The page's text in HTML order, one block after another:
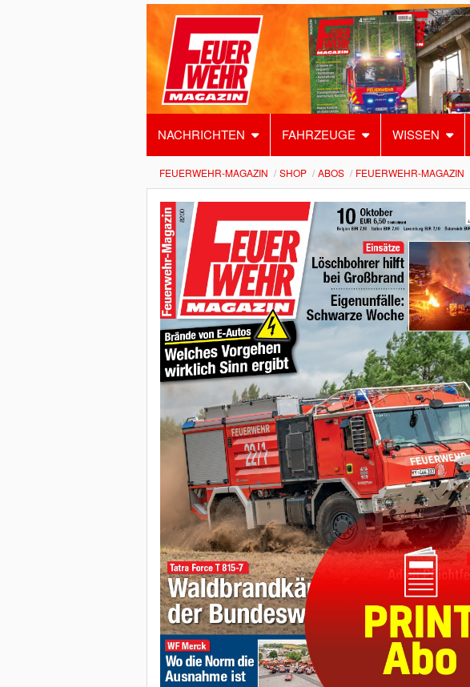
NACHRICHTEN FAHRZEUGE WISSEN
FEUERWEHR-MAGAZIN SHOP ABOS FEUERWEHR-MAGAZIN